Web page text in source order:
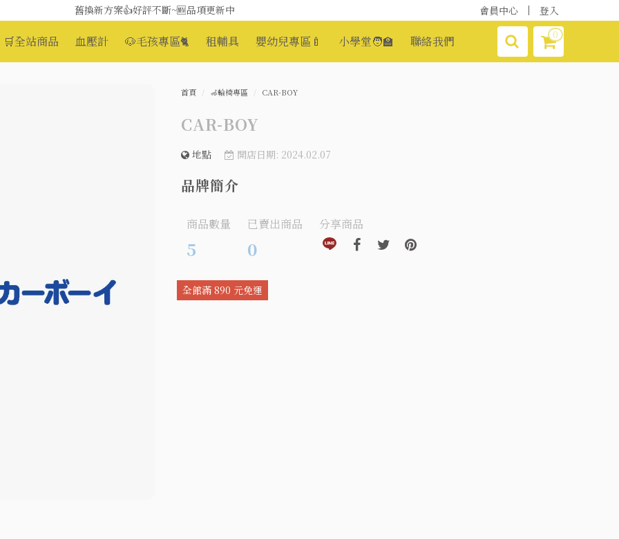
舊換新方案👍好評不斷~🆕品項更新中
會員中心 登入
🛒全站商品 血壓計 🐶毛孩專區🐈 租輔具 嬰幼兒專區🍼 小學堂🧑‍🏫 聯絡我們 0
首頁 🦽輪椅專區 CAR-BOY
CAR-BOY
地點 開店日期: 2024.02.07
品牌簡介
商品數量
5
已賣出商品
0
分享商品
分享到line(另開視窗)
分享到facebook(另開視窗)
分享到twitter(另開視窗)
分享到pinterest(另開視窗)
全館滿 890 元免運